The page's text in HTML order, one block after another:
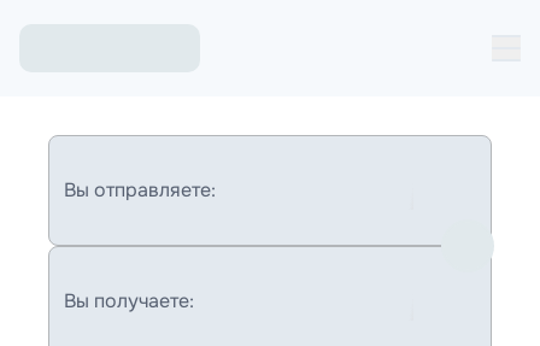
Вы отправляете:
Вы получаете: